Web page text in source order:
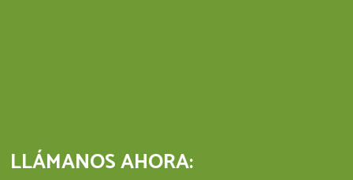
LLÁMANOS AHORA: